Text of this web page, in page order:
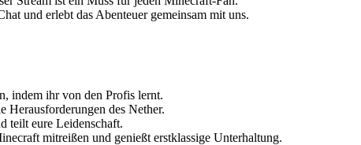
und erlebt das Abenteuer gemeinsam mit uns.
indem ihr von den Profis lernt.
Herausforderungen des Nether.
teilt eure Leidenschaft.
mitreißen und genießt erstklassige Unterhaltung.